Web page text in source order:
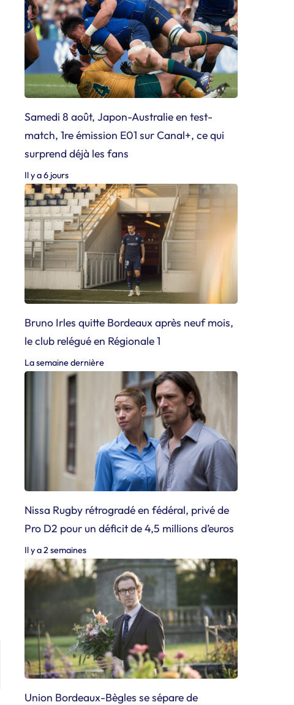
Samedi 8 août, Japon-Australie en test-
match, 1re émission E01 sur Canal+, ce qui
surprend déjà les fans
Il y a 6 jours
Bruno Irles quitte Bordeaux après neuf mois,
le club relégué en Régionale 1
La semaine dernière
Nissa Rugby rétrogradé en fédéral, privé de
Pro D2 pour un déficit de 4,5 millions d’euros
Il y a 2 semaines
Union Bordeaux-Bègles se sépare de